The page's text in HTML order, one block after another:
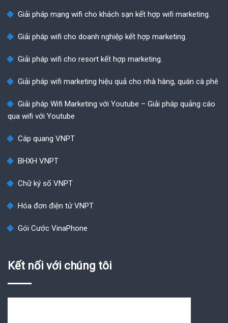
Giải pháp mạng wifi cho khách sạn kết hợp wifi marketing.
Giải pháp wifi cho doanh nghiệp kết hợp marketing.
Giải pháp wifi cho resort kết hợp marketing.
Giải pháp wifi marketing hiệu quả cho nhà hàng, quán cà phê
Giải pháp Wifi Marketing với Youtube – Giải pháp quảng cáo
qua wifi với Youtube
Cáp quang VNPT
BHXH VNPT
Chữ ký số VNPT
Hóa đơn điện tử VNPT
Gói Cước VinaPhone
Kết nối với chúng tôi